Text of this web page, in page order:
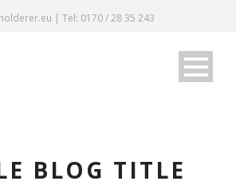
| Tel: 0170 / 28 35 243
BLOG TITLE